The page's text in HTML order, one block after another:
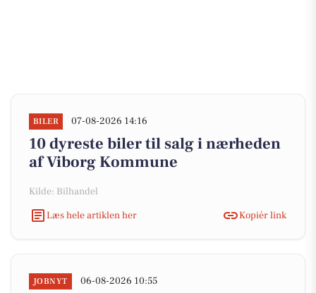
BILER 07-08-2026 14:16
10 dyreste biler til salg i nærheden
af Viborg Kommune
Kilde: Bilhandel
Læs hele artiklen her
Kopiér link
JOBNYT 06-08-2026 10:55